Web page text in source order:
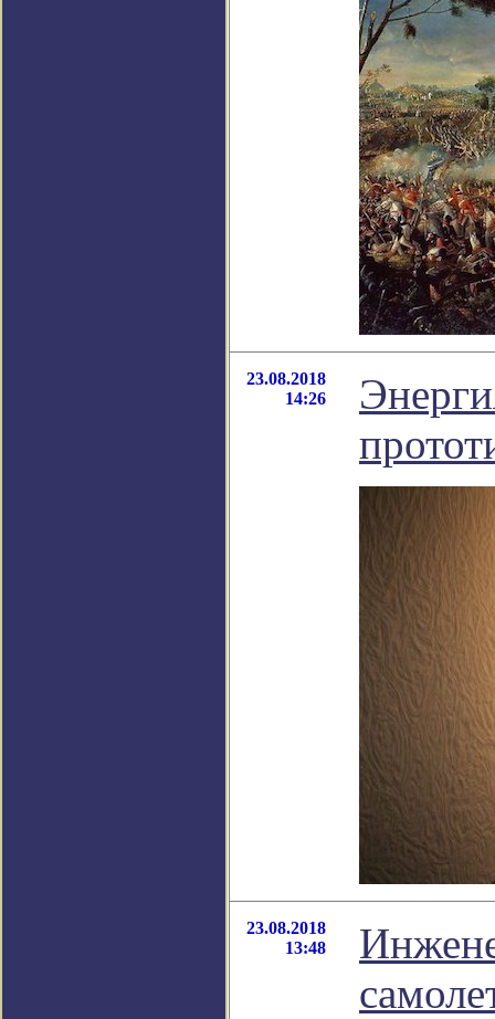
23.08.2018
14:26
23.08.2018
13:48